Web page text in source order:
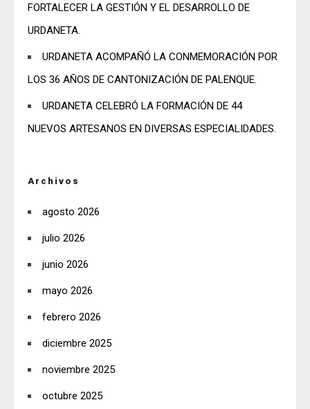
FORTALECER LA GESTIÓN Y EL DESARROLLO DE
URDANETA.
URDANETA ACOMPAÑÓ LA CONMEMORACIÓN POR
LOS 36 AÑOS DE CANTONIZACIÓN DE PALENQUE.
URDANETA CELEBRÓ LA FORMACIÓN DE 44
NUEVOS ARTESANOS EN DIVERSAS ESPECIALIDADES.
Archivos
agosto 2026
julio 2026
junio 2026
mayo 2026
febrero 2026
diciembre 2025
noviembre 2025
octubre 2025